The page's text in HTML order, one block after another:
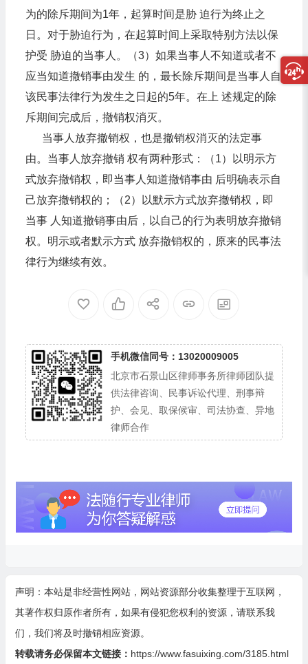
为的除斥期间为1年，起算时间是胁 迫行为终止之
日。对于胁迫行为，在起算时间上采取特别方法以保
护受 胁迫的当事人。（3）如果当事人不知道或者不
应当知道撤销事由发生 的，最长除斥期间是当事人自
该民事法律行为发生之日起的5年。在上 述规定的除
斥期间完成后，撤销权消灭。
当事人放弃撤销权，也是撤销权消灭的法定事
由。当事人放弃撤销 权有两种形式：（1）以明示方
式放弃撤销权，即当事人知道撤销事由 后明确表示自
己放弃撤销权的；（2）以默示方式放弃撤销权，即
当事 人知道撤销事由后，以自己的行为表明放弃撤销
权。明示或者默示方式 放弃撤销权的，原来的民事法
律行为继续有效。
手机微信同号：13020009005
北京市石景山区律师事务所律师团队提
供法律咨询、民事诉讼代理、刑事辩
护、会见、取保候审、司法协查、异地
律师合作
声明：本站是非经营性网站，网站资源部分收集整理于互联网，
其著作权归原作者所有，如果有侵犯您权利的资源，请联系我
们，我们将及时撤销相应资源。
转载请务必保留本文链接： https://www.fasuixing.com/3185.html